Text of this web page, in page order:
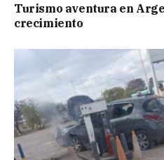
Turismo aventura en
crecimiento